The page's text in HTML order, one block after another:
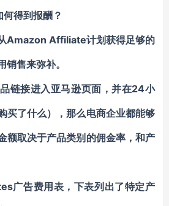
何得到报酬？
Amazon Affiliate计划获得足够的
售来弥补。
链接进入亚马逊页面，并在24小
买了什么），那么电商企业都能够
额取决于产品类别的佣金率，和产
广告费用表 ，下表列出了特定产